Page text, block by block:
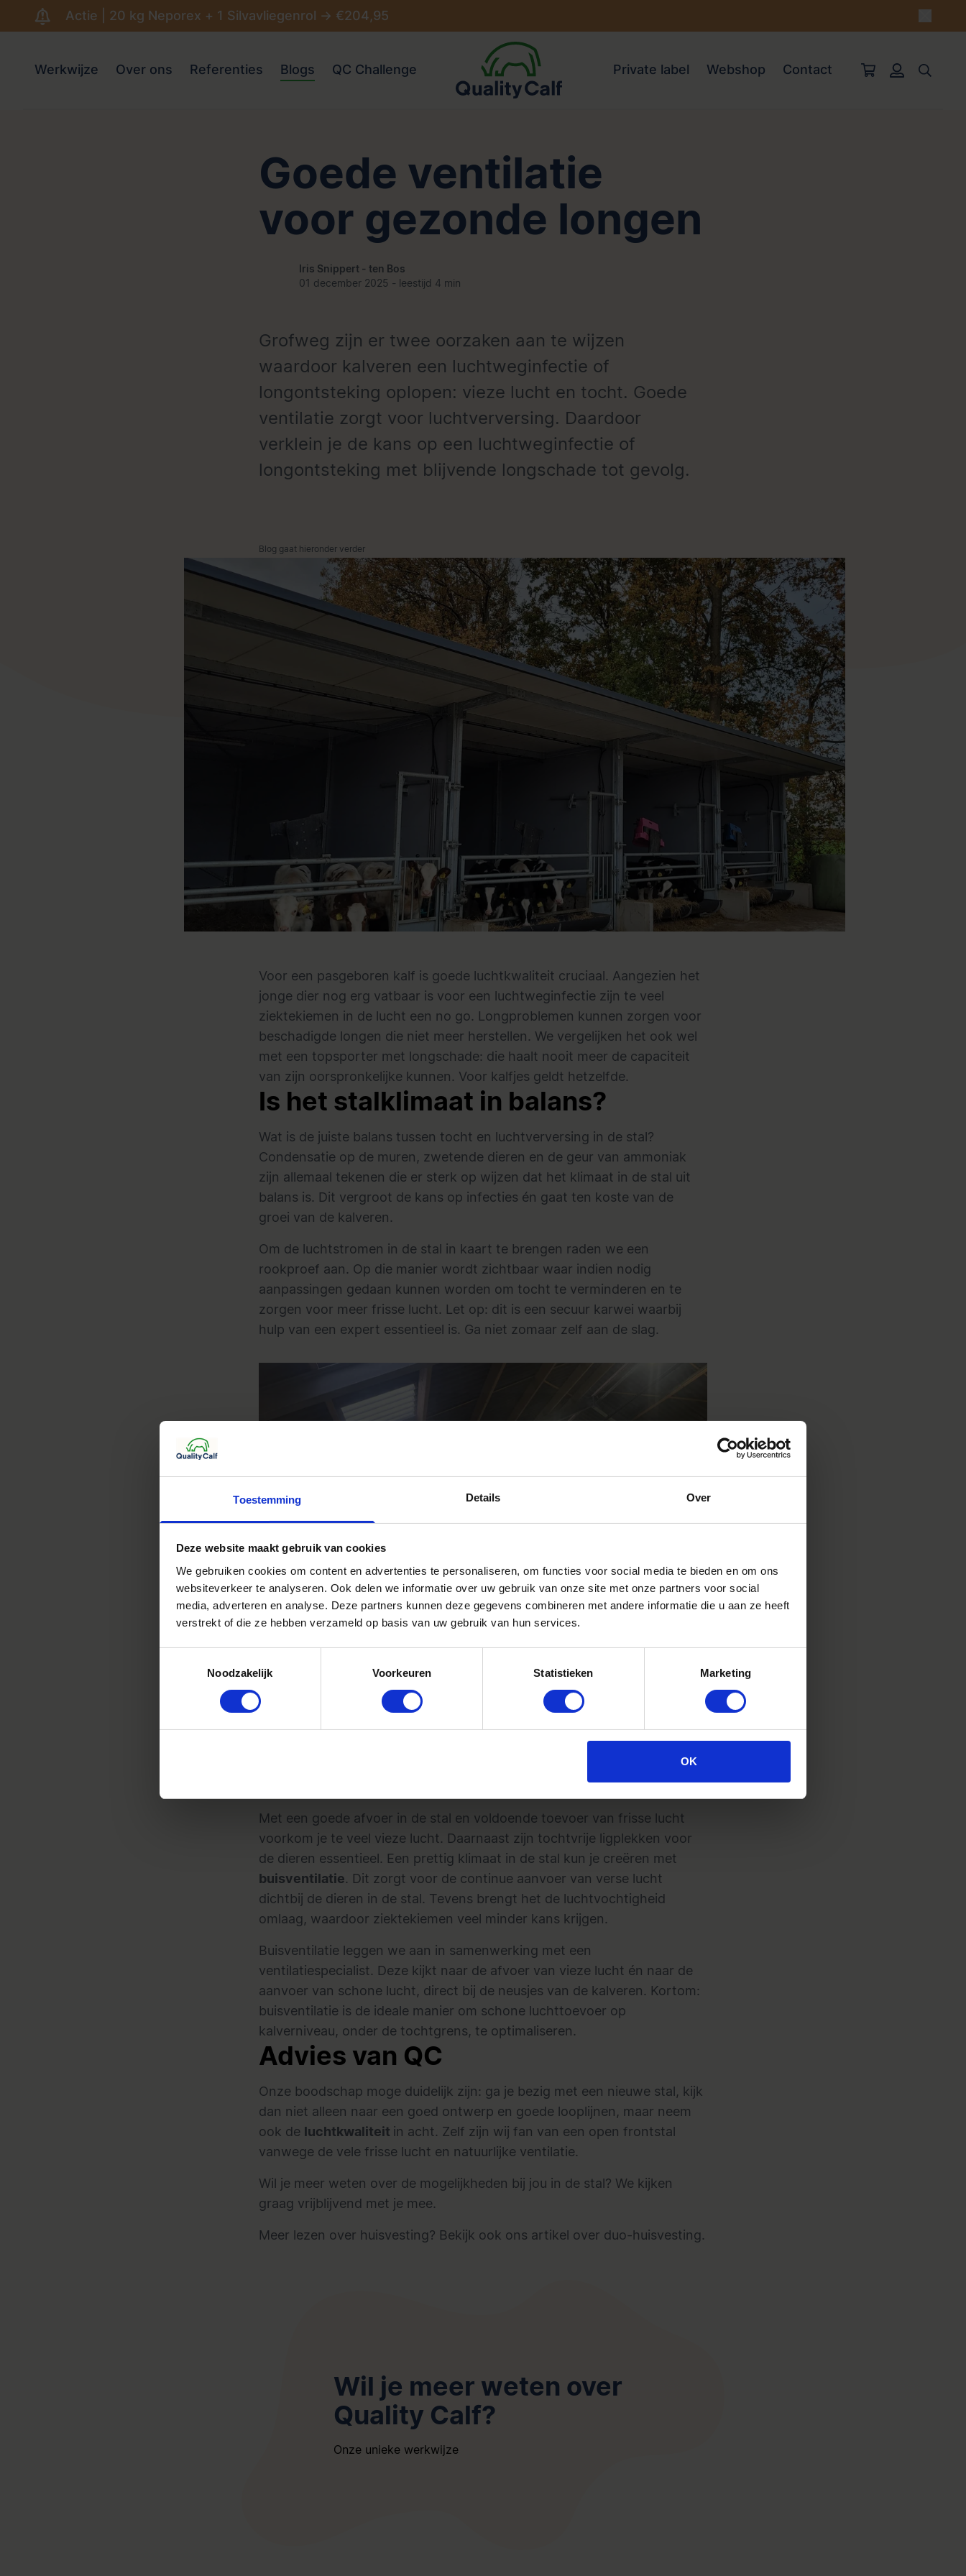
Toestemming Details Over
Deze website maakt gebruik van cookies
We gebruiken cookies om content en advertenties te personaliseren, om functies voor social media te bieden en om ons
websiteverkeer te analyseren. Ook delen we informatie over uw gebruik van onze site met onze partners voor social
media, adverteren en analyse. Deze partners kunnen deze gegevens combineren met andere informatie die u aan ze heeft
verstrekt of die ze hebben verzameld op basis van uw gebruik van hun services.
Noodzakelijk
Voorkeuren Statistieken Marketing
OK
Actie | 20 kg Neporex + 1 Silvavliegenrol -> €204,95
Werkwijze Over ons Referenties Blogs QC Challenge Private label Webshop Contact
Goede ventilatie
voor gezonde longen
Iris Snippert - ten Bos
01 december 2025 - leestijd 4 min
Grofweg zijn er twee oorzaken aan te wijzen
waardoor kalveren een luchtweginfectie of
longontsteking oplopen: vieze lucht en tocht. Goede
ventilatie zorgt voor luchtverversing. Daardoor
verklein je de kans op een luchtweginfectie of
longontsteking met blijvende longschade tot gevolg.
Blog gaat hieronder verder
Voor een pasgeboren kalf is goede luchtkwaliteit cruciaal. Aangezien het
jonge dier nog erg vatbaar is voor een luchtweginfectie zijn te veel
ziektekiemen in de lucht een no go. Longproblemen kunnen zorgen voor
beschadigde longen die niet meer herstellen. We vergelijken het ook wel
met een topsporter met longschade: die haalt nooit meer de capaciteit
van zijn oorspronkelijke kunnen. Voor kalfjes geldt hetzelfde.
Is het stalklimaat in balans?
Wat is de juiste balans tussen tocht en luchtverversing in de stal?
Condensatie op de muren, zwetende dieren en de geur van ammoniak
zijn allemaal tekenen die er sterk op wijzen dat het klimaat in de stal uit
balans is. Dit vergroot de kans op infecties én gaat ten koste van de
groei van de kalveren.
Om de luchtstromen in de stal in kaart te brengen raden we een
rookproef aan. Op die manier wordt zichtbaar waar indien nodig
aanpassingen gedaan kunnen worden om tocht te verminderen en te
zorgen voor meer frisse lucht. Let op: dit is een secuur karwei waarbij
hulp van een expert essentieel is. Ga niet zomaar zelf aan de slag.
Rookproef door jongveespecialist Coen
Buisventilatie: voor een stal met
Met een goede afvoer in de stal en voldoende toevoer van frisse lucht
voorkom je te veel vieze lucht. Daarnaast zijn tochtvrije ligplekken voor
de dieren essentieel. Een prettig klimaat in de stal kun je creëren met
buisventilatie. Dit zorgt voor de continue aanvoer van verse lucht
dichtbij de dieren in de stal. Tevens brengt het de luchtvochtigheid
omlaag, waardoor ziektekiemen veel minder kans krijgen.
Buisventilatie leggen we aan in samenwerking met een
ventilatiespecialist. Deze kijkt naar de afvoer van vieze lucht én naar de
aanvoer van schone lucht, direct bij de neusjes van de kalveren. Kortom:
buisventilatie is de ideale manier om schone luchttoevoer op
kalverniveau, onder de tochtgrens, te optimaliseren.
Advies van QC
Onze boodschap moge duidelijk zijn: ga je bezig met een nieuwe stal, kijk
dan niet alleen naar een goed ontwerp en goede looplijnen, maar neem
ook de luchtkwaliteit in acht. Zelf zijn wij fan van een open frontstal
vanwege de vele frisse lucht en natuurlijke ventilatie.
Wil je meer weten over de mogelijkheden bij jou in de stal? We kijken
graag vrijblijvend met je mee.
Meer lezen over huisvesting? Bekijk ook ons artikel over duo-huisvesting.
Wil je meer weten over
Quality Calf?
Onze unieke werkwijze